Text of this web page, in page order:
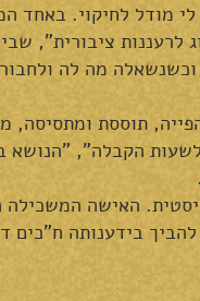
מודל לחיקוי. באחד
ציבורית",
וכשנשאלה מה לה
תוססת ומתסיסה,
הקבלה", "הנושא
האישה
בידענותה ח"כים